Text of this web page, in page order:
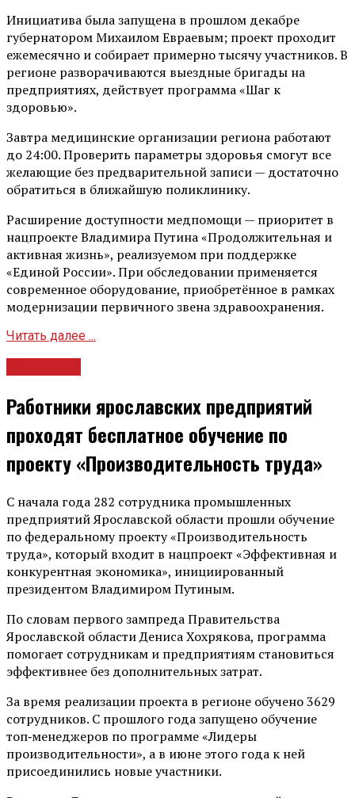
Инициатива была запущена в прошлом декабре
губернатором Михаилом Евраевым; проект проходит
ежемесячно и собирает примерно тысячу участников. В
регионе разворачиваются выездные бригады на
предприятиях, действует программа «Шаг к
здоровью».
Завтра медицинские организации региона работают
до 24:00. Проверить параметры здоровья смогут все
желающие без предварительной записи — достаточно
обратиться в ближайшую поликлинику.
Расширение доступности медпомощи — приоритет в
нацпроекте Владимира Путина «Продолжительная и
активная жизнь», реализуемом при поддержке
«Единой России». При обследовании применяется
современное оборудование, приобретённое в рамках
модернизации первичного звена здравоохранения.
Читать далее ...
Работники ярославских предприятий
проходят бесплатное обучение по
проекту «Производительность труда»
С начала года 282 сотрудника промышленных
предприятий Ярославской области прошли обучение
по федеральному проекту «Производительность
труда», который входит в нацпроект «Эффективная и
конкурентная экономика», инициированный
президентом Владимиром Путиным.
По словам первого зампреда Правительства
Ярославской области Дениса Хохрякова, программа
помогает сотрудникам и предприятиям становиться
эффективнее без дополнительных затрат.
За время реализации проекта в регионе обучено 3629
сотрудников. С прошлого года запущено обучение
топ‑менеджеров по программе «Лидеры
производительности», а в июне этого года к ней
присоединились новые участники.